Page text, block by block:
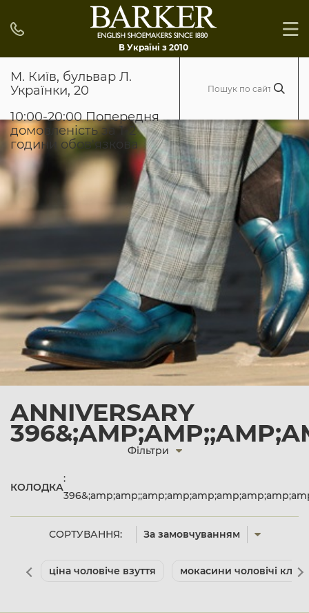
В Україні з 2010
М. Київ, бульвар Л.
Українки, 20
10:00-20:00 Попередня
домовленість за 1-2
години обов'язкова
ANNIVERSARY
СОРТУВАННЯ: За замовчуванням
Фільтри
КОЛОДКА
:
ціна чоловіче взуття мокасини чоловічі